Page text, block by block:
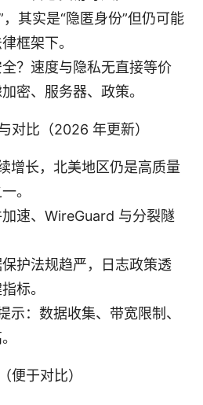
其实是“隐匿身份”但仍可能
框架下。
？速度与隐私无直接等价
密、服务器、政策。
对比（2026 年更新）
增长，北美地区仍是高质量
。
速、WireGuard 与分裂隧
护法规趋严，日志政策透
标。
示：数据收集、带宽限制、
便于对比）